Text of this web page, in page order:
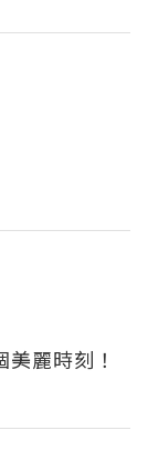
麗時刻！